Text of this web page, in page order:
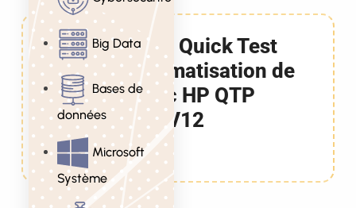
Big Data
Bases de
données
Microsoft
Système
Formation Quick Test
Pro: Automatisation de
Tests avec HP QTP
V10/V11/V12
3 Jours